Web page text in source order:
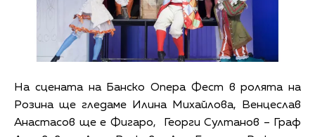
На сцената на Банско Опера Фест в ролята на
Розина ще гледаме Илина Михайлова, Венцеслав
Анастасов ще е Фигаро, Георги Султанов – Граф